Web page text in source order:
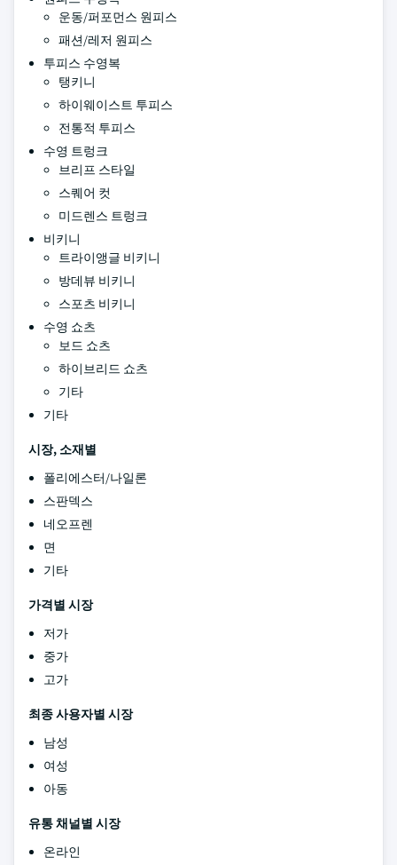
운동/퍼포먼스 원피스
패션/레저 원피스
투피스 수영복
탱키니
하이웨이스트 투피스
전통적 투피스
수영 트렁크
브리프 스타일
스퀘어 컷
미드렌스 트렁크
비키니
트라이앵글 비키니
방데뷰 비키니
스포츠 비키니
수영 쇼츠
보드 쇼츠
하이브리드 쇼츠
기타
기타
시장, 소재별
폴리에스터/나일론
스판덱스
네오프렌
면
기타
가격별 시장
저가
중가
고가
최종 사용자별 시장
남성
여성
아동
유통 채널별 시장
온라인